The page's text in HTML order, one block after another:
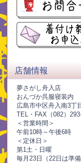
店舗情報
夢さがし舟入店
おんづか呉服寝装内
広島市中区舟入南3丁
TEL・FAX（082）
＜営業時間＞
午前10時～午後6時
＜定休日＞
第1土・日曜
毎月23日（22日は準